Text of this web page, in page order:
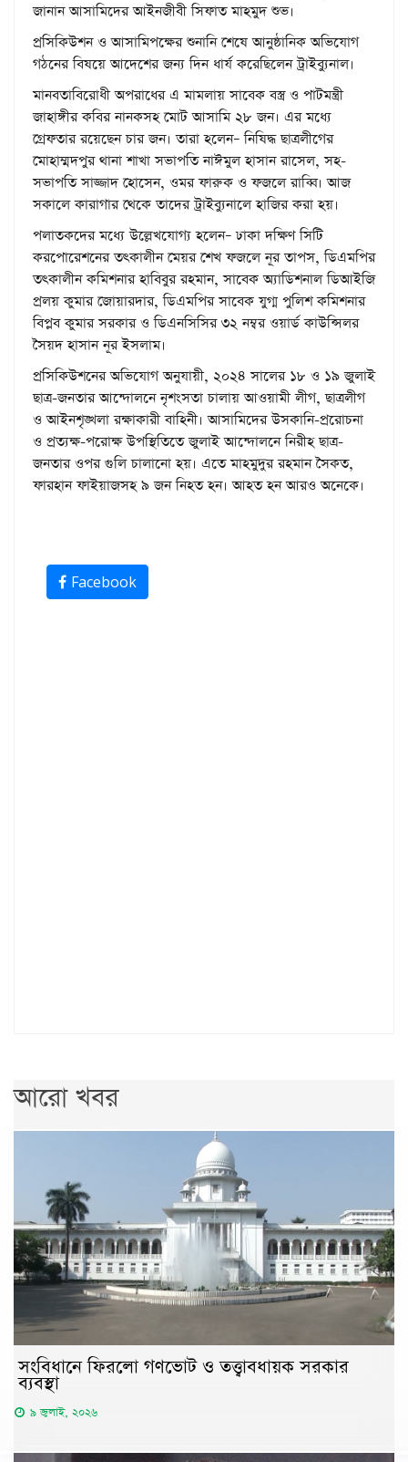
জানান আসামিদের আইনজীবী সিফাত মাহমুদ শুভ।
প্রসিকিউশন ও আসামিপক্ষের শুনানি শেষে আনুষ্ঠানিক অভিযোগ
গঠনের বিষয়ে আদেশের জন্য দিন ধার্য করেছিলেন ট্রাইব্যুনাল।
মানবতাবিরোধী অপরাধের এ মামলায় সাবেক বস্ত্র ও পাটমন্ত্রী
জাহাঙ্গীর কবির নানকসহ মোট আসামি ২৮ জন। এর মধ্যে
গ্রেফতার রয়েছেন চার জন। তারা হলেন– নিষিদ্ধ ছাত্রলীগের
মোহাম্মদপুর থানা শাখা সভাপতি নাঈমুল হাসান রাসেল, সহ-
সভাপতি সাজ্জাদ হোসেন, ওমর ফারুক ও ফজলে রাব্বি। আজ
সকালে কারাগার থেকে তাদের ট্রাইব্যুনালে হাজির করা হয়।
পলাতকদের মধ্যে উল্লেখযোগ্য হলেন– ঢাকা দক্ষিণ সিটি
করপোরেশনের তৎকালীন মেয়র শেখ ফজলে নূর তাপস, ডিএমপির
তৎকালীন কমিশনার হাবিবুর রহমান, সাবেক অ্যাডিশনাল ডিআইজি
প্রলয় কুমার জোয়ারদার, ডিএমপির সাবেক যুগ্ম পুলিশ কমিশনার
বিপ্লব কুমার সরকার ও ডিএনসিসির ৩২ নম্বর ওয়ার্ড কাউন্সিলর
সৈয়দ হাসান নূর ইসলাম।
প্রসিকিউশনের অভিযোগ অনুযায়ী, ২০২৪ সালের ১৮ ও ১৯ জুলাই
ছাত্র-জনতার আন্দোলনে নৃশংসতা চালায় আওয়ামী লীগ, ছাত্রলীগ
ও আইনশৃঙ্খলা রক্ষাকারী বাহিনী। আসামিদের উসকানি-প্ররোচনা
ও প্রত্যক্ষ-পরোক্ষ উপস্থিতিতে জুলাই আন্দোলনে নিরীহ ছাত্র-
জনতার ওপর গুলি চালানো হয়। এতে মাহমুদুর রহমান সৈকত,
ফারহান ফাইয়াজসহ ৯ জন নিহত হন। আহত হন আরও অনেকে।
Facebook
আরো খবর
সংবিধানে ফিরলো গণভোট ও তত্ত্বাবধায়ক সরকার
ব্যবস্থা
৯ জুলাই, ২০২৬